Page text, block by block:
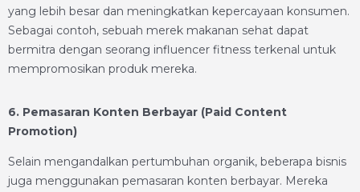
yang lebih besar dan meningkatkan kepercayaan konsumen.
Sebagai contoh, sebuah merek makanan sehat dapat
bermitra dengan seorang influencer fitness terkenal untuk
mempromosikan produk mereka.
6. Pemasaran Konten Berbayar (Paid Content
Promotion)
Selain mengandalkan pertumbuhan organik, beberapa bisnis
juga menggunakan pemasaran konten berbayar. Mereka